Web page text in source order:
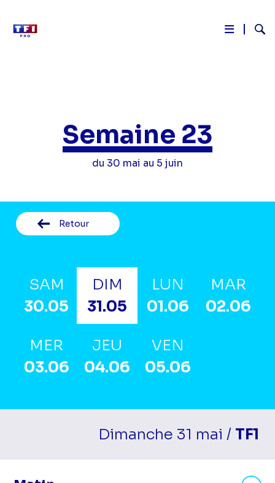
Semaine 23
du 30 mai au 5 juin
Retour
SAM
30.05
DIM
31.05
LUN
01.06
MAR
02.06
MER
03.06
JEU
04.06
VEN
05.06
Dimanche 31 mai / TF1